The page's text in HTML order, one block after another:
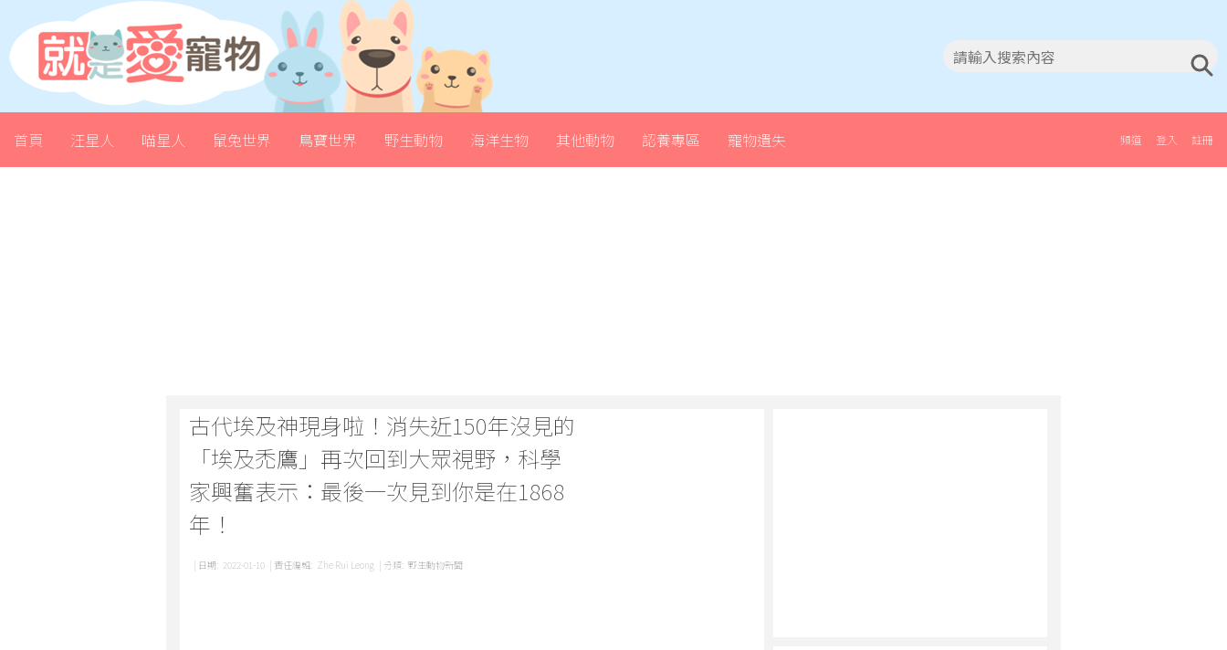
首頁 汪星人 喵星人 鼠兔世界 鳥寶世界 野生動物 海洋生物 其他動物 認養專區 寵物遺失 註冊
登入
頻道
古代埃及神現身啦！消失近150年沒見的
「埃及禿鷹」再次回到大眾視野，科學
家興奮表示：最後一次見到你是在1868
年！
| 日期: 2022-01-10 | 責任編輯: Zhe Rui Leong | 分類: 野生動物新聞